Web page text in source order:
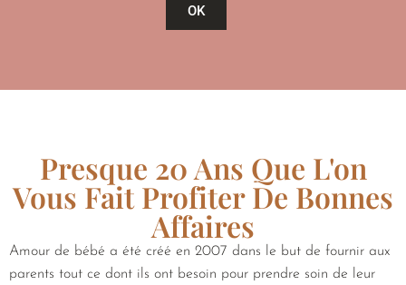
OK
Presque 20 Ans Que L'on
Vous Fait Profiter De Bonnes
Affaires
Amour de bébé a été créé en 2007 dans le but de fournir aux
parents tout ce dont ils ont besoin pour prendre soin de leur